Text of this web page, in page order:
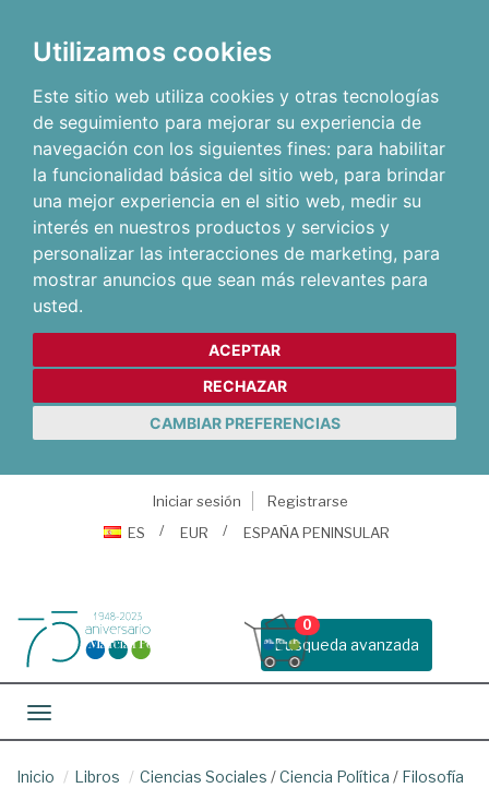
Utilizamos cookies
Este sitio web utiliza cookies y otras tecnologías
de seguimiento para mejorar su experiencia de
navegación con los siguientes fines: para habilitar
la funcionalidad básica del sitio web, para brindar
una mejor experiencia en el sitio web, medir su
interés en nuestros productos y servicios y
personalizar las interacciones de marketing, para
mostrar anuncios que sean más relevantes para
usted.
ACEPTAR
RECHAZAR
CAMBIAR PREFERENCIAS
Iniciar sesión
Registrarse
ES
EUR ESPAÑA PENINSULAR
Busqueda avanzada
0
Toggle navigation
Inicio Libros Ciencias Sociales /Ciencia Política / Filosofía